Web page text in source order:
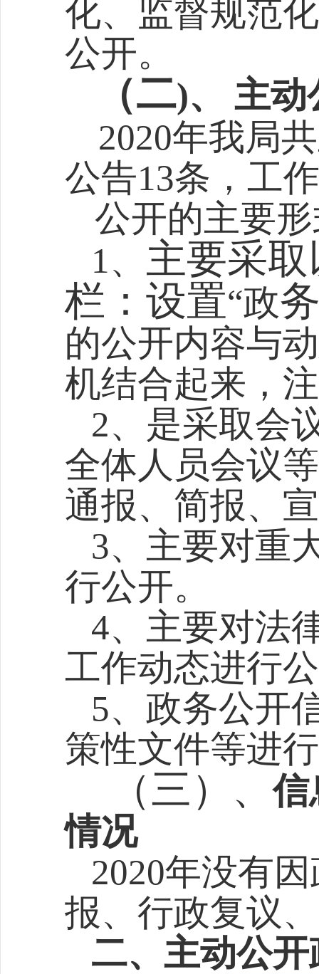
化、监督规范
公开。
（二)、
主动
2020年我局
公告13条，工
公开的主要
1、 主要采
栏：设置“政
的公开内容与
机结合起来，
2、 是采取会
全体人员会议
通报、简报、
3、 主要对重
行公开。
4、 主要对法
工作动态进行
5、 政务公开
策性文件等进
（三）、信
情况
2020年没有
报、 行政复议
二、主动公